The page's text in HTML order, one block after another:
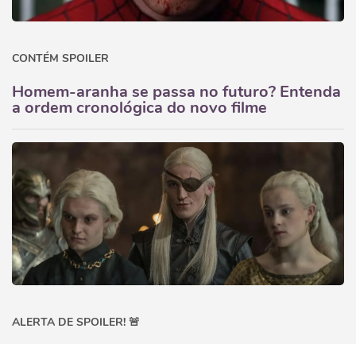
CONTÉM SPOILER
Homem-aranha se passa no futuro? Entenda
a ordem cronológica do novo filme
ALERTA DE SPOILER! 🚨